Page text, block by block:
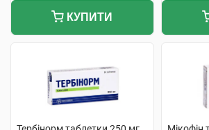
КУПИТИ